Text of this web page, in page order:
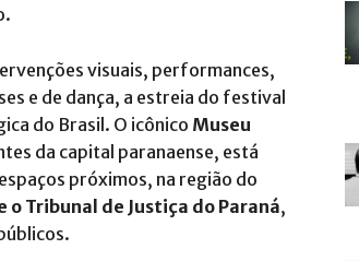
visuais, performances,
e de dança, a estreia do festival
do Brasil. O icônico Museu
da capital paranaense, está
próximos, na região do
o Tribunal de Justiça do Paraná,